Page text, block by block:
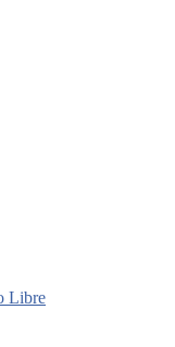
Libre